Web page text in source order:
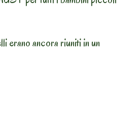
erano ancora riuniti in un